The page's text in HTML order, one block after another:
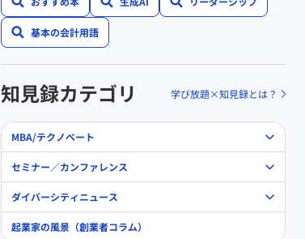
基本の会計用語
知見録カテゴリ 学び放題×知見録とは？
MBA/テクノベート
セミナー／カンファレンス
ダイバーシティニュース
起業家の風景（創業者コラム）